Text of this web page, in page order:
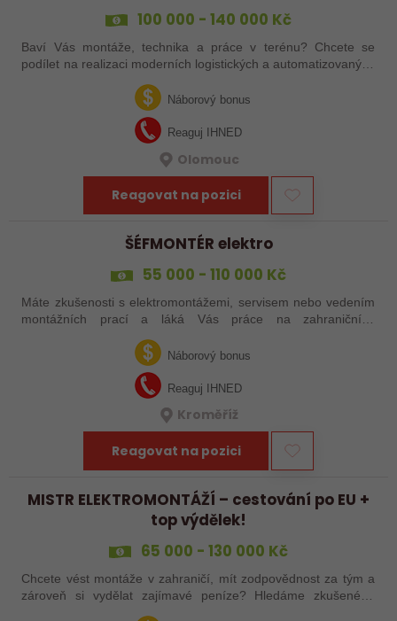
100 000 - 140 000 Kč
Baví Vás montáže, technika a práce v terénu? Chcete se
podílet na realizaci moderních logistických a automatizovaných
servisní technik nebo…
Náborový bonus
Reaguj IHNED
Olomouc
Reagovat na pozici
ŠÉFMONTÉR elektro
55 000 - 110 000 Kč
Máte zkušenosti s elektromontážemi, servisem nebo vedením
montážních prací a láká Vás práce na zahraničních
projektech? Nebo jste šikovný elektrikář či elektromontér, který
už nechce být jen „řadový…Náborový bonus
Reaguj IHNED
Kroměříž
Reagovat na pozici
MISTR ELEKTROMONTÁŽÍ – cestování po EU +
top výdělek!
65 000 - 130 000 Kč
Chcete vést montáže v zahraničí, mít zodpovědnost za tým a
zároveň si vydělat zajímavé peníze? Hledáme zkušeného